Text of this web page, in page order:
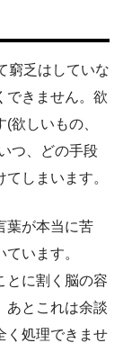
窮乏はしていな
できません。欲
欲しいもの、
つ、どの手段
しまいます。
葉が本当に苦
います。
とに割く脳の容
あとこれは余談
く処理できませ